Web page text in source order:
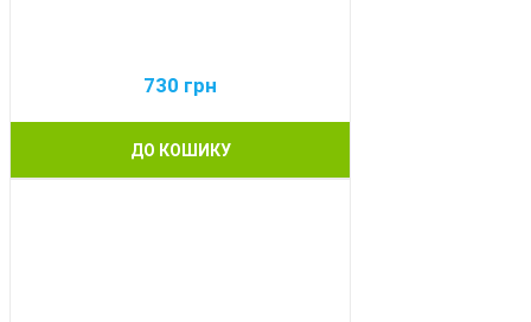
730 грн
ДО КОШИКУ